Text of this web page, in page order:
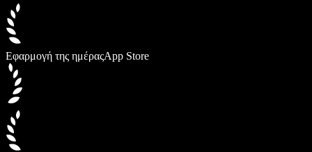
Εφαρμογή της ημέραςApp Store